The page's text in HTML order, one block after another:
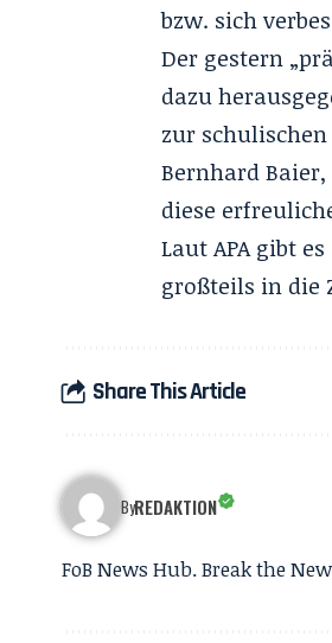
bzw. sich
Der gestern
dazu
zur
Bernhard
diese
LautAPAgibt es
großteils in die
Share This Article
ByREDAKTION
FoB News Hub. Break the